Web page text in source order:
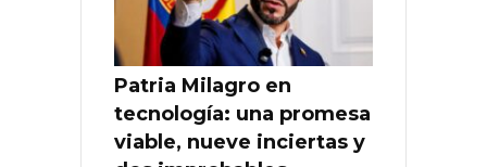
Patria Milagro en
tecnología: una promesa
viable, nueve inciertas y